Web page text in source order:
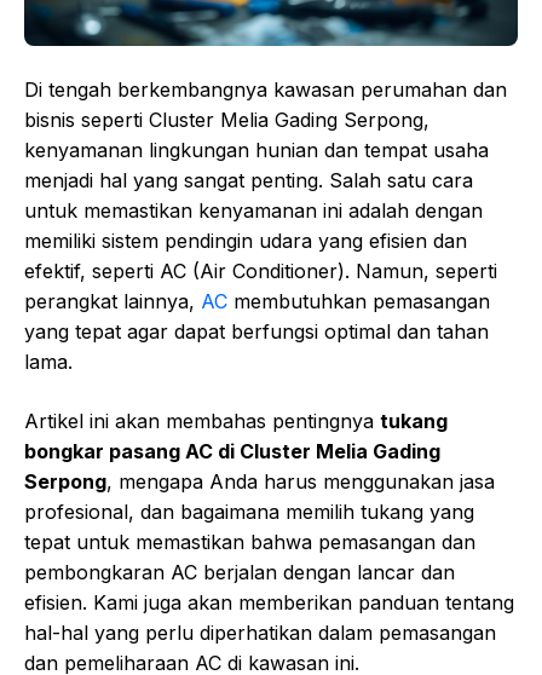
Di tengah berkembangnya kawasan perumahan dan
bisnis seperti Cluster Melia Gading Serpong,
kenyamanan lingkungan hunian dan tempat usaha
menjadi hal yang sangat penting. Salah satu cara
untuk memastikan kenyamanan ini adalah dengan
memiliki sistem pendingin udara yang efisien dan
efektif, seperti AC (Air Conditioner). Namun, seperti
perangkat lainnya, AC membutuhkan pemasangan
yang tepat agar dapat berfungsi optimal dan tahan
lama.
Artikel ini akan membahas pentingnya tukang
bongkar pasang AC di Cluster Melia Gading
Serpong, mengapa Anda harus menggunakan jasa
profesional, dan bagaimana memilih tukang yang
tepat untuk memastikan bahwa pemasangan dan
pembongkaran AC berjalan dengan lancar dan
efisien. Kami juga akan memberikan panduan tentang
hal-hal yang perlu diperhatikan dalam pemasangan
dan pemeliharaan AC di kawasan ini.